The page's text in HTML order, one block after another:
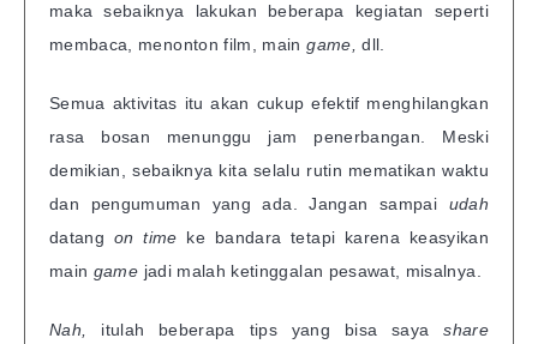
maka sebaiknya lakukan beberapa kegiatan seperti
membaca, menonton film, maingame,dll.
Semua aktivitas itu akan cukup efektif menghilangkan
rasa bosan menunggu jam penerbangan. Meski
demikian, sebaiknya kita selalu rutin mematikan waktu
dan pengumuman yang ada. Jangan sampai udah
datang on time ke bandara tetapi karena keasyikan
main game jadi malah ketinggalan pesawat, misalnya.
Nah, itulah beberapa tips yang bisa sayashare